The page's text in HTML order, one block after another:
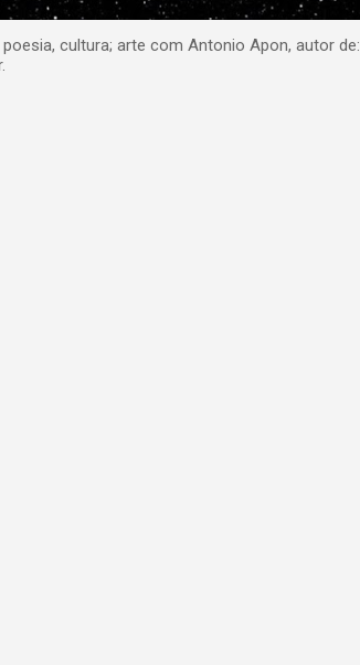
cultura; arte com Antonio Apon, autor de: